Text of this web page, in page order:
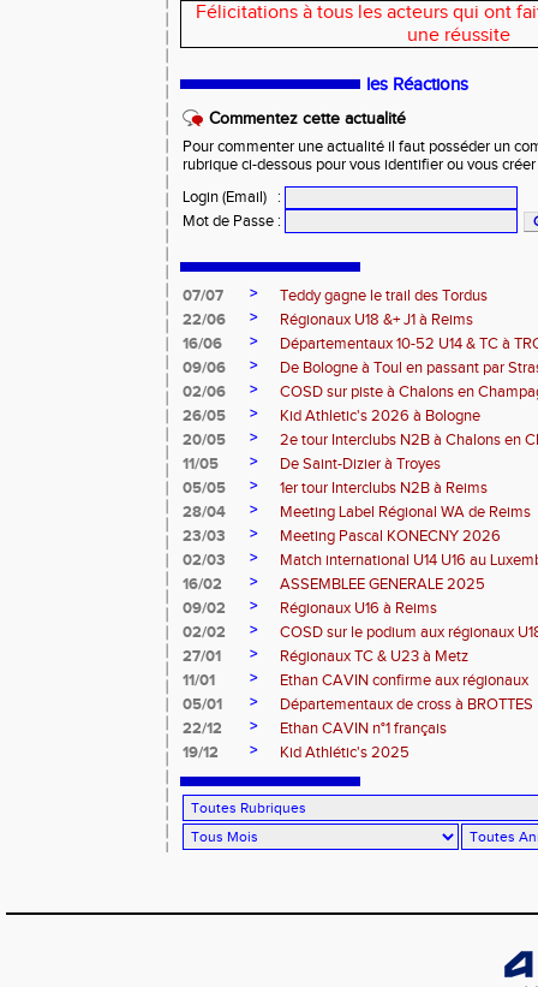
Félicitations à tous les acteurs qui ont
une réussite
les Réactions
Commentez cette actualité
Pour commenter une actualité il faut posséder un
rubrique ci-dessous pour vous identifier ou vous
Login (Email)
:
Mot de Passe :
07/07 >
Teddy gagne le trail des Tordus
22/06
>
Régionaux U18 &+ J1 à Reims
16/06
>
Départementaux 10-52 U14 & TC à
09/06
>
De Bologne à Toul en passant par
02/06
>
COSD sur piste à Chalons en
26/05
>
Kid Athletic's 2026 à Bologne
20/05
>
2e tour Interclubs N2B à Chalons en
11/05
>
De Saint-Dizier à Troyes
05/05
>
1er tour Interclubs N2B à Reims
28/04
>
Meeting Label Régional WA de Reims
23/03
>
Meeting Pascal KONECNY 2026
02/03
>
Match international U14 U16 au
16/02
>
ASSEMBLEE GENERALE 2025
09/02
>
Régionaux U16 à Reims
02/02
>
COSD sur le podium aux régionaux
27/01
>
Régionaux TC & U23 à Metz
11/01
>
Ethan CAVIN confirme aux régionaux
05/01
>
Départementaux de cross à BROTTES
22/12
>
Ethan CAVIN n°1 français
19/12
> Kid Athlétic's 2025